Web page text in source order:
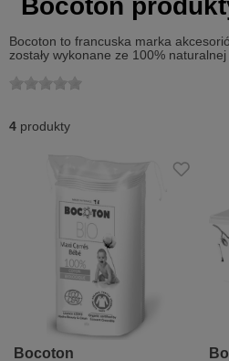
Bocoton
Bocoton to francuska marka
zostały wykonane ze 100% naturalnej
4 produkty
Bocoton